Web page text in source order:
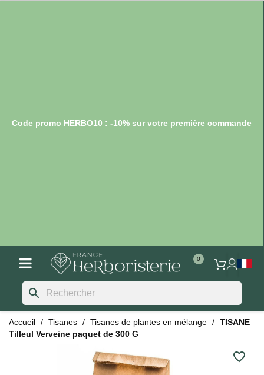
Code promo HERBO10 : -10% sur votre première commande
search
Accueil Tisanes Tisanes de plantes en mélange
TISANE
Tilleul Verveine paquet de 300 G
favorite_border